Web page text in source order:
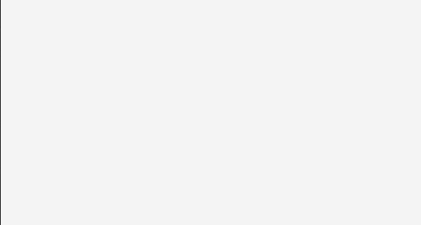
del
su argumento
(que nadie puede en
que escupía fuego” ): seríamos incapaces de controlar que
cuando pienso en cómo ilustraría yo el Pandemónium:
y coludos de infinitas tipologías y remezclas. Todos
y creencias en directo, de forma orgánica, mientras
el rostro de Curtis Yarvin o Steve Bannon (aquel Belcebú
de
en terreno político: la mejor